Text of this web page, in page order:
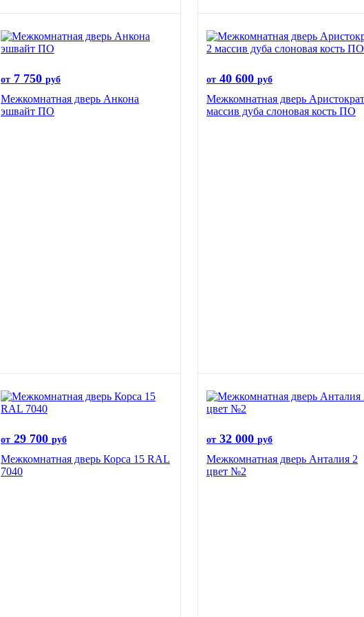
от 7 750 руб
Межкомнатная дверь Анкона
эшвайт ПО
от 40 600 руб
Межкомнатная дверь
массив дуба слоновая кость ПО
от 29 700 руб
Межкомнатная дверь Корса 15 RAL
7040
от 32 000 руб
Межкомнатная дверь Анталия 2
цвет №2